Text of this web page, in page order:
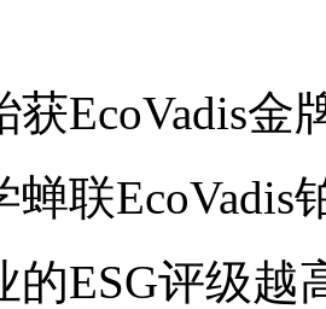
获EcoVadis金
蝉联EcoVadis
的ESG评级